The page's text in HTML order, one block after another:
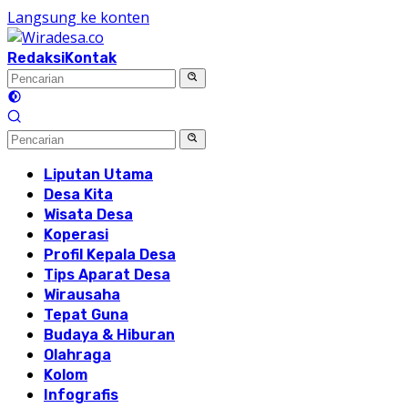
Langsung ke konten
RedaksiKontak
Liputan Utama
Desa Kita
Wisata Desa
Koperasi
Profil Kepala Desa
Tips Aparat Desa
Wirausaha
Tepat Guna
Budaya & Hiburan
Olahraga
Kolom
Infografis